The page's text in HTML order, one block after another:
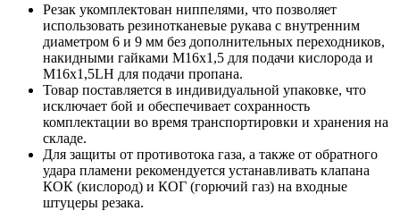
Резак укомплектован ниппелями, что позволяет
использовать резинотканевые рукава с внутренним
диаметром 6 и 9 мм без дополнительных переходников,
накидными гайками M16х1,5 для подачи кислорода и
M16х1,5LH для подачи пропана.
Товар поставляется в индивидуальной упаковке, что
исключает бой и обеспечивает сохранность
комплектации во время транспортировки и хранения на
складе.
Для защиты от противотока газа, а также от обратного
удара пламени рекомендуется устанавливать клапана
КОК (кислород) и КОГ (горючий газ) на входные
штуцеры резака.